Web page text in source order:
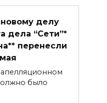
делу
дела “Сети”*
перенесли
было